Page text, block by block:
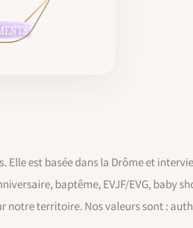
Elle est basée dans la Drôme et
baptême, EVJF/EVG, baby
notre territoire. Nos valeurs sont :